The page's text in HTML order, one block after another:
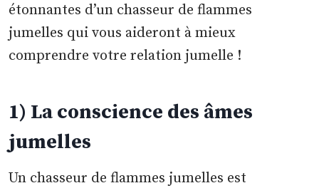
étonnantes d’un chasseur de flammes
jumelles qui vous aideront à mieux
comprendre votre relation jumelle !
1) La conscience des âmes
jumelles
Un chasseur de flammes jumelles est